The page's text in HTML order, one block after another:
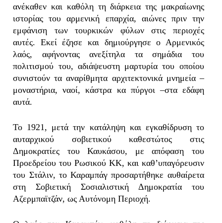
ανέκαθεν και καθόλη τη διάρκεια της μακραίωνης
ιστορίας του αρμενική επαρχία, αιώνες πριν την
εμφάνιση των τουρκικών φύλων στις περιοχές
αυτές. Εκεί έζησε και δημιούργησε ο Αρμενικός
λαός, αφήνοντας ανεξίτηλα τα σημάδια του
πολιτισμού του, αδιάψευστη μαρτυρία του οποίου
συνιστούν τα αναρίθμητα αρχιτεκτονικά μνημεία –
μοναστήρια, ναοί, κάστρα κα πύργοι –στα εδάφη
αυτά.
Το 1921, μετά την κατάληψη και εγκαθίδρυση το
αυταρχικού σοβιετικού καθεστώτος στις
Δημοκρατίες του Καυκάσου, με απόφαση του
Προεδρείου του Ρωσικού ΚΚ, και καθ’υπαγόρευσιν
του Στάλιν, το Καραμπάγ προσαρτήθηκε αυθαίρετα
στη Σοβιετική Σοσιαλιστική Δημοκρατία του
Αζερμπαϊτζάν, ως Αυτόνομη Περιοχή.